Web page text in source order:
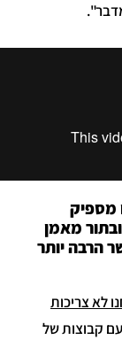
מספיק
מאמן
הרבה יותר
לא צריכות
קבוצות של